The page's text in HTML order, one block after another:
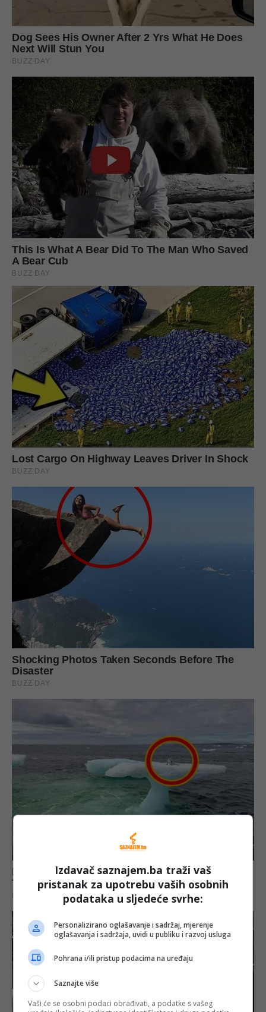
Izdavač saznajem.ba traži vaš
pristanak za upotrebu vaših osobnih
podataka u sljedeće svrhe:
Personalizirano oglašavanje i sadržaj, mjerenje
oglašavanja i sadržaja, uvidi u publiku i razvoj usluga
Pohrana i/ili pristup podacima na uređaju
Saznajte više
Vaši će se osobni podaci obrađivati, a podatke s vašeg